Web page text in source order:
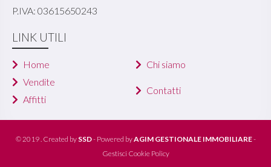
P.IVA: 03615650243
LINK UTILI
Home
Vendite
Affitti
Chi siamo
Contatti
© 2019 . Created by SSD- Powered byAGIM GESTIONALE IMMOBILIARE-
Gestisci Cookie Policy